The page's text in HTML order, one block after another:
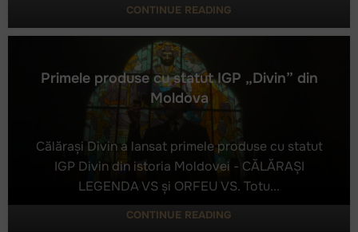
din Moldova – produse la Călărași Divin
CONTINUE READING
Primele produse cu statut IGP „Divin” din Moldova
Primele produse cu statut IGP „Divin” din
Moldova
Călărași Divin a lansat primele produse cu statut
IGP Divin din istoria Moldovei - CĂLĂRAȘI
LEGENDA VS și ORFEU VS. Totu...
CONTINUE READING